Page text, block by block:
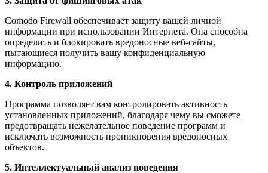
Comodo Firewall обеспечивает защиту вашей личной
информации при использовании Интернета. Она способна
определить и блокировать вредоносные веб-сайты,
пытающиеся получить вашу конфиденциальную
информацию.
4. Контроль приложений
Программа позволяет вам контролировать активность
установленных приложений, благодаря чему вы сможете
предотвращать нежелательное поведение программ и
исключать возможность проникновения вредоносных
объектов.
5. Интеллектуальный анализ поведения